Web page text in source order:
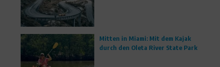
Mitten in Miami: Mit dem Kajak
durch den Oleta River State Park